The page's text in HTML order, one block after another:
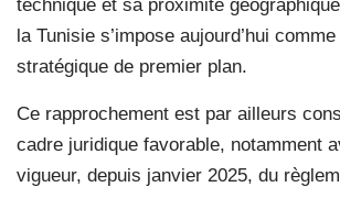
technique et sa proximité
la Tunisie s’impose aujourd’hui
stratégique de premier plan.
Ce rapprochement est par ailleurs
cadre juridique favorable, notamment
vigueur, depuis janvier 2025, du